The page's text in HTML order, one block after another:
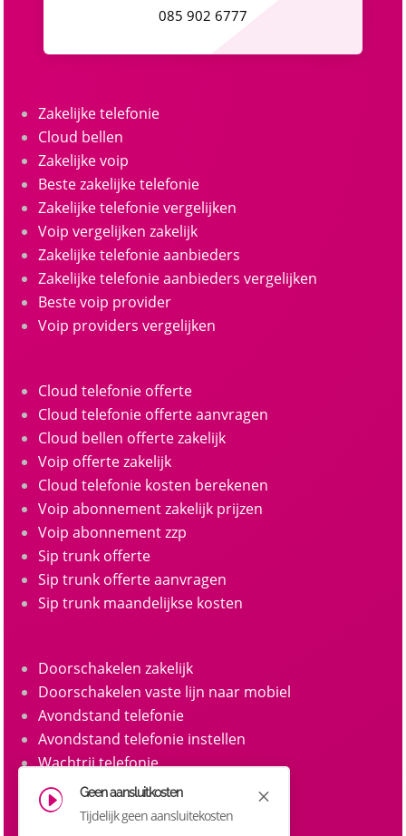
085 902 6777
Zakelijke telefonie
Cloud bellen
Zakelijke voip
Beste zakelijke telefonie
Zakelijke telefonie vergelijken
Voip vergelijken zakelijk
Zakelijke telefonie aanbieders
Zakelijke telefonie aanbieders vergelijken
Beste voip provider
Voip providers vergelijken
Cloud telefonie offerte
Cloud telefonie offerte aanvragen
Cloud bellen offerte zakelijk
Voip offerte zakelijk
Cloud telefonie kosten berekenen
Voip abonnement zakelijk prijzen
Voip abonnement zzp
Sip trunk offerte
Sip trunk offerte aanvragen
Sip trunk maandelijkse kosten
Doorschakelen zakelijk
Doorschakelen vaste lijn naar mobiel
Avondstand telefonie
Avondstand telefonie instellen
Wachtrij telefonie
Call queue telefonie
Belgroepen
M
I Geen aansluitkosten
Tijdelijk geen aansluitekosten